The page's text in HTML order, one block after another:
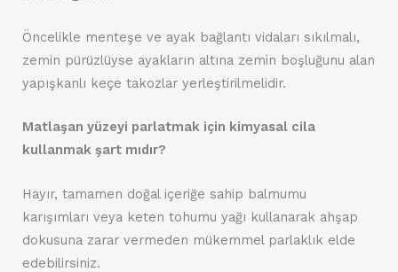
Öncelikle menteşe ve ayak bağlantı vidaları sıkılmalı,
zemin pürüzlüyse ayakların altına zemin boşluğunu alan
yapışkanlı keçe takozlar yerleştirilmelidir.
Matlaşan yüzeyi parlatmak için kimyasal cila
kullanmak şart mıdır?
Hayır, tamamen doğal içeriğe sahip balmumu
karışımları veya keten tohumu yağı kullanarak ahşap
dokusuna zarar vermeden mükemmel parlaklık elde
edebilirsiniz.